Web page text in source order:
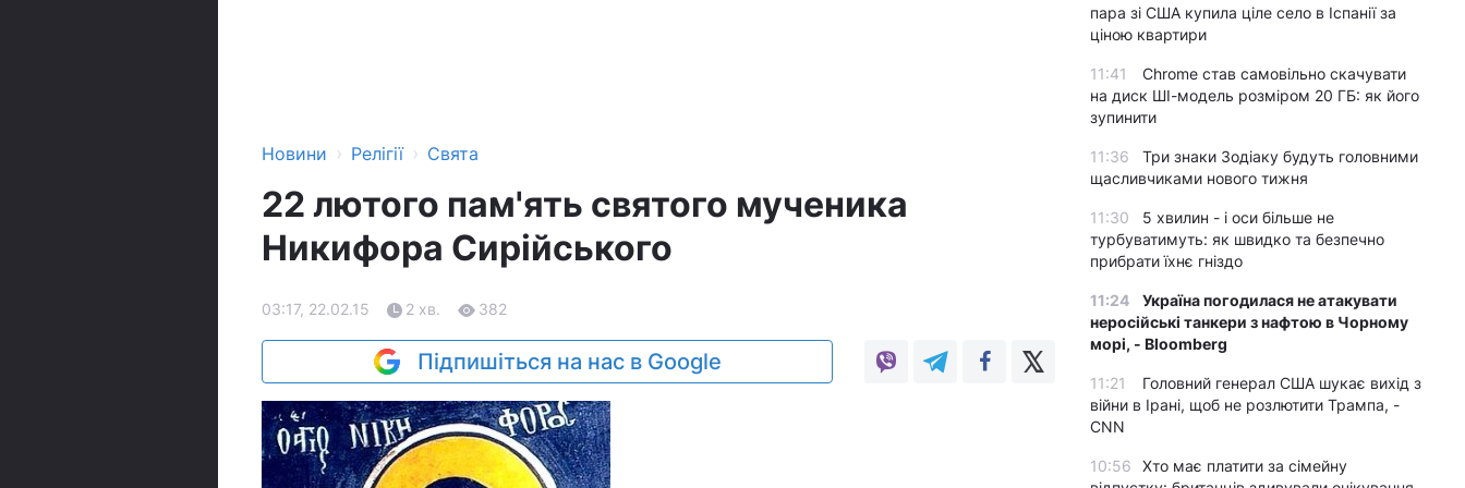
Новини › Релігії › Свята
22 лютого пам'ять святого мученика
Никифора Сирійського
03:17, 22.02.15 2 хв. 382
Підпишіться на нас в Google
пара зі США купила ціле село в Іспанії за
ціною квартири
11:41
Chrome став самовільно скачувати
на диск ШІ-модель розміром 20 ГБ: як його
зупинити
11:36
Три знаки Зодіаку будуть головними
щасливчиками нового тижня
11:30
5 хвилин - і оси більше не
турбуватимуть: як швидко та безпечно
прибрати їхнє гніздо
11:24
Україна погодилася не атакувати
неросійські танкери з нафтою в Чорному
морі, - Bloomberg
11:21
Головний генерал США шукає вихід з
війни в Ірані, щоб не розлютити Трампа, -
CNN
10:56
Хто має платити за сімейну